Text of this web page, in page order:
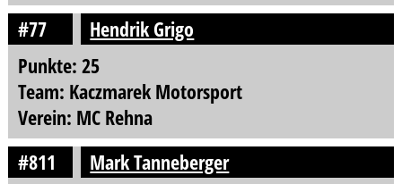
#77
Hendrik Grigo
Punkte: 25
Team: Kaczmarek Motorsport
Verein: MC Rehna
#811
Mark Tanneberger